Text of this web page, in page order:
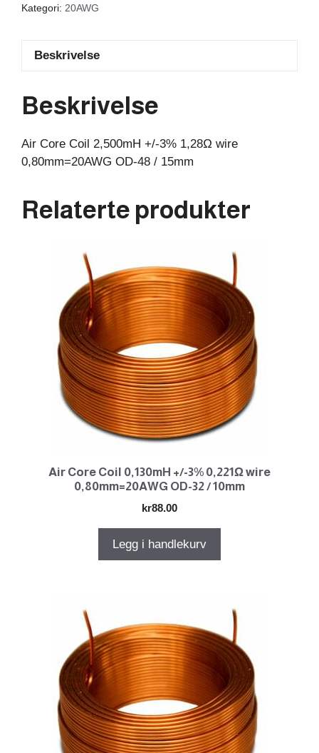
antall
Kategori: 20AWG
Beskrivelse
Beskrivelse
Air Core Coil 2,500mH +/-3% 1,28Ω wire
0,80mm=20AWG OD-48 / 15mm
Relaterte produkter
Air Core Coil 0,130mH +/-3% 0,221Ω wire
0,80mm=20AWG OD-32 / 10mm
kr88.00
Legg i handlekurv